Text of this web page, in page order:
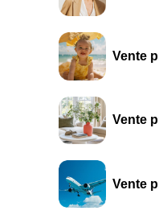
Vente
Vente
Vente